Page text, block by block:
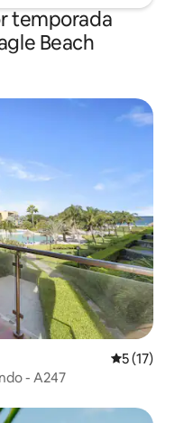
temporada
Beach
5 de uma
5 (17)
- A247